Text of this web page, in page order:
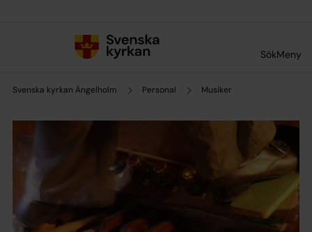
SökMeny
Svenska kyrkan Ängelholm Personal Musiker